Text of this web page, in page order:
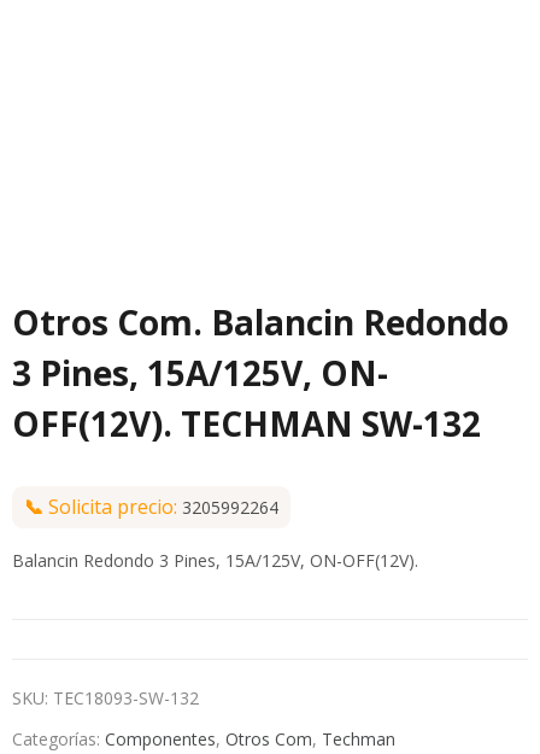
Otros Com. Balancin Redondo
3 Pines, 15A/125V, ON-
OFF(12V). TECHMAN SW-132
📞 Solicita precio: 3205992264
Balancin Redondo 3 Pines, 15A/125V, ON-OFF(12V).
SKU: TEC18093-SW-132
Categorías: Componentes, Otros Com, Techman